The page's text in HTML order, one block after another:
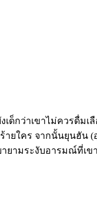
ด็กว่าเขาไม่ควรดื่
ายใคร จากนั้นยุนฮั
ยามระงับอารมณ์ที่เข